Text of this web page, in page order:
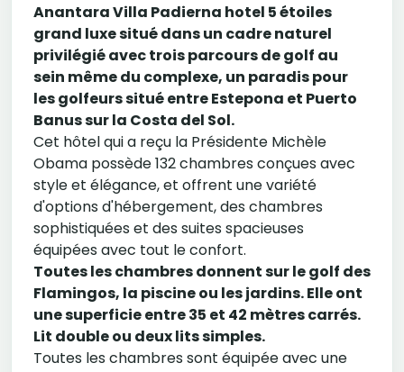
Anantara Villa Padierna hotel 5 étoiles
grand luxe situé dans un cadre naturel
privilégié avec trois parcours de golf au
sein même du complexe, un paradis pour
les golfeurs situé entre Estepona et Puerto
Banus sur la Costa del Sol.
Cet hôtel qui a reçu la Présidente Michèle
Obama possède 132 chambres conçues avec
style et élégance, et offrent une variété
d'options d'hébergement, des chambres
sophistiquées et des suites spacieuses
équipées avec tout le confort.
Toutes les chambres donnent sur le golf des
Flamingos, la piscine ou les jardins. Elle ont
une superficie entre 35 et 42 mètres carrés.
Lit double ou deux lits simples.
Toutes les chambres sont équipée avec une